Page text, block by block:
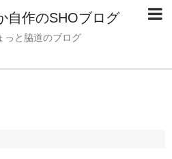
自作のSHOブログ
っと脇道のブログ